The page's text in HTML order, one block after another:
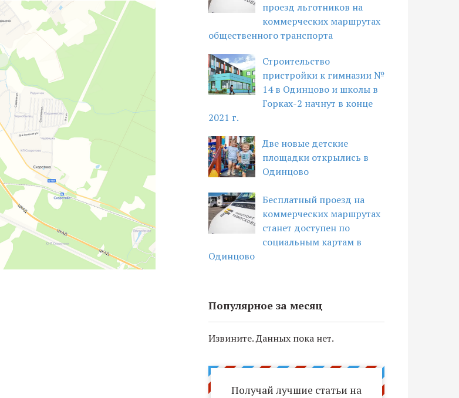
проезд льготников на
коммерческих маршрутах
общественного транспорта
Строительство
пристройки к гимназии №
14 в Одинцово и школы в
Горках-2 начнут в конце
2021 г.
Две новые детские
площадки открылись в
Одинцово
Бесплатный проезд на
коммерческих маршрутах
станет доступен по
социальным картам в
Одинцово
Популярное за месяц
Извините. Данных пока нет.
Получай лучшие статьи на